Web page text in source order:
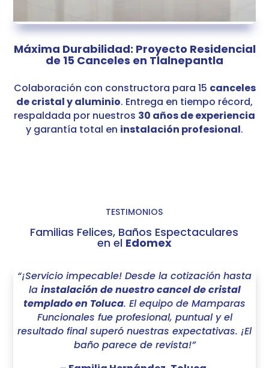
Máxima Durabilidad: Proyecto Residencial
de 15 Canceles en Tlalnepantla
Colaboración con constructora para 15 canceles
de cristal y aluminio. Entrega en tiempo récord,
respaldada por nuestros 30 años de experiencia
y garantía total en instalación profesional.
TESTIMONIOS
Familias Felices, Baños Espectaculares
en el Edomex
“¡Servicio impecable! Desde la cotización hasta
la instalación de nuestro cancel de cristal
templado en Toluca. El equipo de Mamparas
Funcionales fue profesional, puntual y el
resultado final superó nuestras expectativas. ¡El
baño parece de revista!”